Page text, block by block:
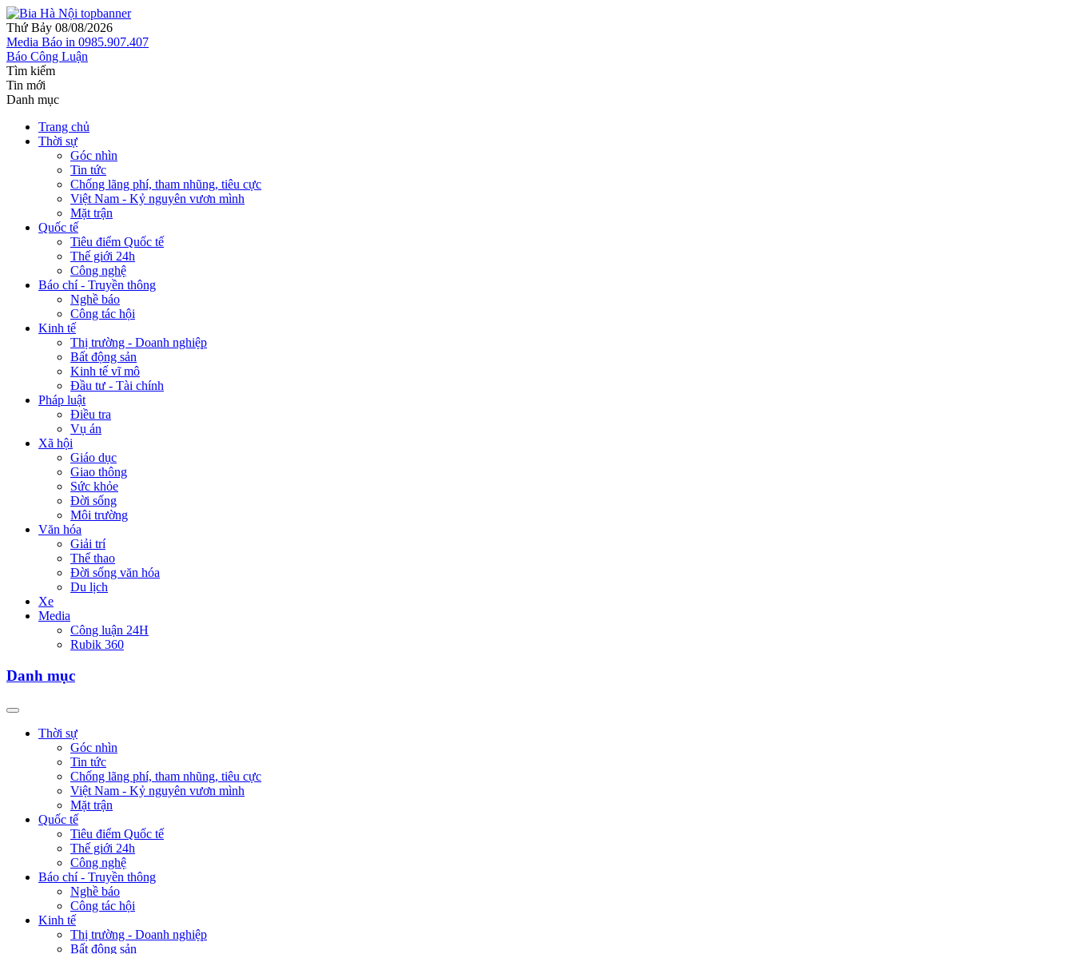
Thứ Bảy 08/08/2026
Media Báo in 0985.907.407
Báo Công Luận
Tìm kiếm
Tin mới
Danh mục
Trang chủ
Thời sự
Góc nhìn
Tin tức
Chống lãng phí, tham nhũng, tiêu cực
Việt Nam - Kỷ nguyên vươn mình
Mặt trận
Quốc tế
Tiêu điểm Quốc tế
Thế giới 24h
Công nghệ
Báo chí - Truyền thông
Nghề báo
Công tác hội
Kinh tế
Thị trường - Doanh nghiệp
Bất động sản
Kinh tế vĩ mô
Đầu tư - Tài chính
Pháp luật
Điều tra
Vụ án
Xã hội
Giáo dục
Giao thông
Sức khỏe
Đời sống
Môi trường
Văn hóa
Giải trí
Thể thao
Đời sống văn hóa
Du lịch
Xe
Media
Công luận 24H
Rubik 360
Danh mục
Thời sự
Góc nhìn
Tin tức
Chống lãng phí, tham nhũng, tiêu cực
Việt Nam - Kỷ nguyên vươn mình
Mặt trận
Quốc tế
Tiêu điểm Quốc tế
Thế giới 24h
Công nghệ
Báo chí - Truyền thông
Nghề báo
Công tác hội
Kinh tế
Thị trường - Doanh nghiệp
Bất động sản